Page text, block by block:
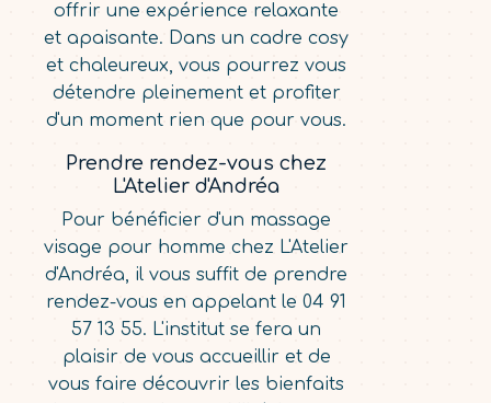
offrir une expérience relaxante
et apaisante. Dans un cadre cosy
et chaleureux, vous pourrez vous
détendre pleinement et profiter
d'un moment rien que pour vous.
Prendre rendez-vous chez
L'Atelier d'Andréa
Pour bénéficier d'un massage
visage pour homme chez L'Atelier
d'Andréa, il vous suffit de prendre
rendez-vous en appelant le 04 91
57 13 55. L'institut se fera un
plaisir de vous accueillir et de
vous faire découvrir les bienfaits